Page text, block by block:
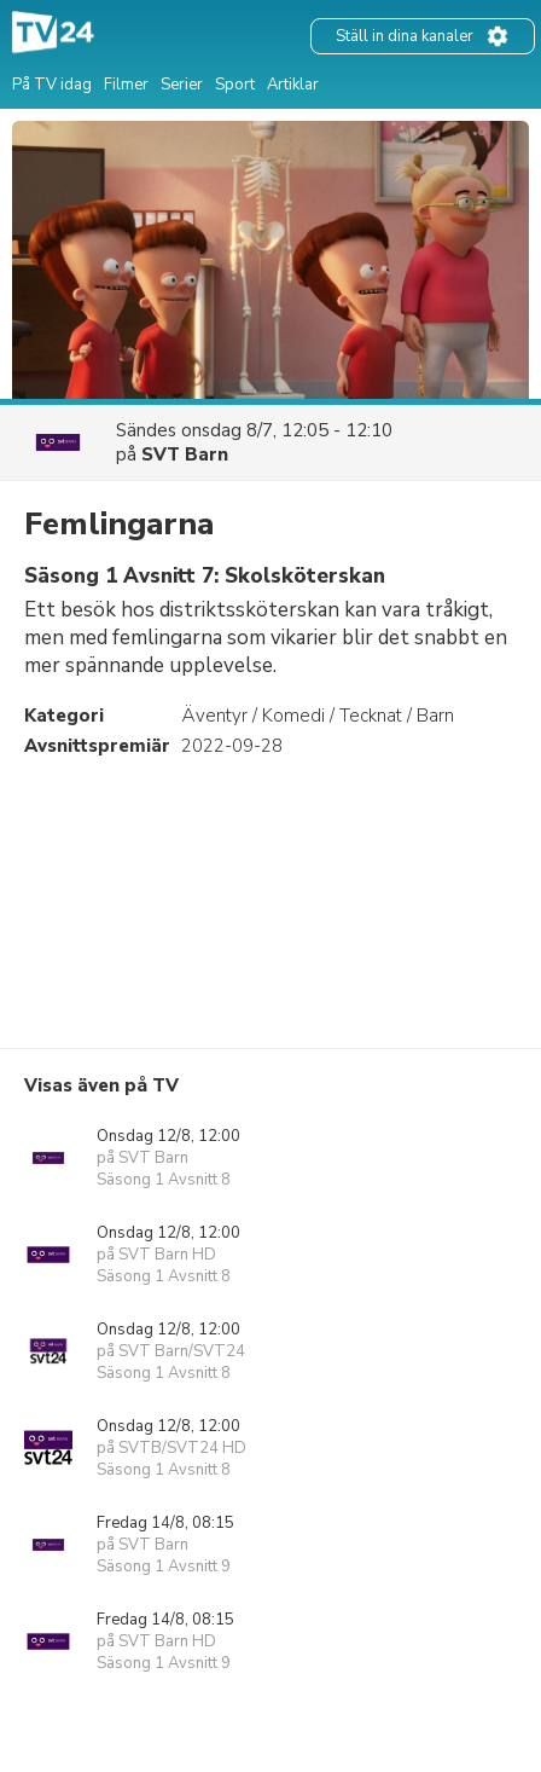
På TV idag Filmer Serier Sport Artiklar
Ställ in dina kanaler
Sändes onsdag 8/7, 12:05 - 12:10
på SVT Barn
Femlingarna
Säsong 1 Avsnitt 7: Skolsköterskan
Ett besök hos distriktssköterskan kan vara tråkigt,
men med femlingarna som vikarier blir det snabbt en
mer spännande upplevelse.
Kategori
Äventyr / Komedi / Tecknat / Barn
Avsnittspremiär 2022-09-28
Visas även på TV
Onsdag 12/8, 12:00
på SVT Barn
Säsong 1 Avsnitt 8
Onsdag 12/8, 12:00
på SVT Barn HD
Säsong 1 Avsnitt 8
Onsdag 12/8, 12:00
på SVT Barn/SVT24
Säsong 1 Avsnitt 8
Onsdag 12/8, 12:00
på SVTB/SVT24 HD
Säsong 1 Avsnitt 8
Fredag 14/8, 08:15
på SVT Barn
Säsong 1 Avsnitt 9
Fredag 14/8, 08:15
på SVT Barn HD
Säsong 1 Avsnitt 9